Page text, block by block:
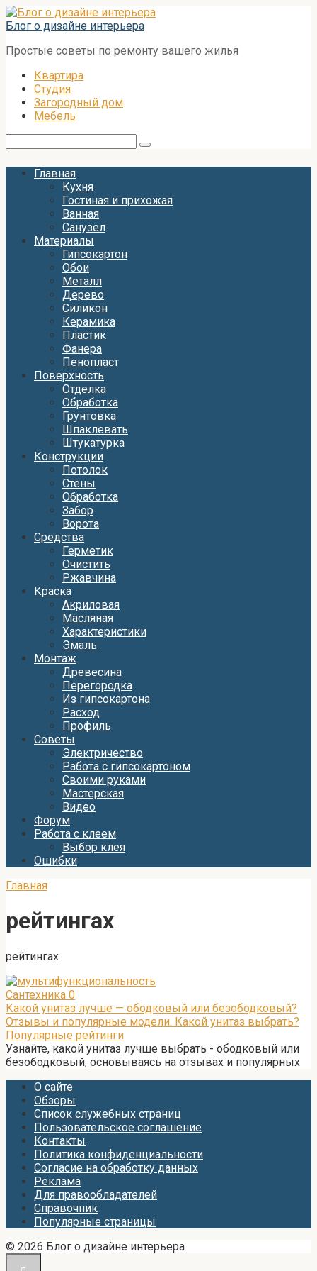
Перейти
к
Блог о дизайне интерьера
Простые советы по ремонту вашего жилья
Квартира
Студия
Загородный дом
Мебель
Главная
Кухня
Гостиная и прихожая
Ванная
Санузел
Материалы
Гипсокартон
Обои
Металл
Дерево
Силикон
Керамика
Пластик
Фанера
Пенопласт
Поверхность
Отделка
Обработка
Грунтовка
Шпаклевать
Штукатурка
Конструкции
Потолок
Стены
Обработка
Забор
Ворота
Средства
Герметик
Очистить
Ржавчина
Краска
Акриловая
Масляная
Характеристики
Эмаль
Монтаж
Древесина
Перегородка
Из гипсокартона
Расход
Профиль
Советы
Электричество
Работа с гипсокартоном
Своими руками
Мастерская
Видео
Форум
Работа с клеем
Выбор клея
Ошибки
Главная
рейтингах
рейтингах
Сантехника 0
Какой унитаз лучше — ободковый или безободковый?
Отзывы и популярные модели. Какой унитаз выбрать?
Популярные рейтинги
Узнайте, какой унитаз лучше выбрать - ободковый или
безободковый, основываясь на отзывах и популярных
О сайте
Обзоры
Список служебных страниц
Пользовательское соглашение
Контакты
Политика конфиденциальности
Согласие на обработку данных
Реклама
Для правообладателей
Справочник
Популярные страницы
© 2026 Блог о дизайне интерьера